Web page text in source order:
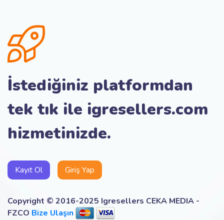
İstediğiniz platformdan
tek tık ile igresellers.com
hizmetinizde.
Kayıt Ol Giriş Yap
Copyright © 2016-2025 Igresellers CEKA MEDIA -
FZCO Bize Ulaşın